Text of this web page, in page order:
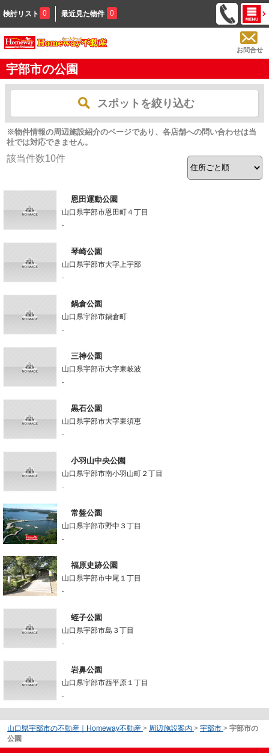
検討リスト 0 最近見た物件 0
お問合せ
宇部市の公園
スポットを絞り込む
※物件情報の周辺施設紹介のページであり、各店舗への問い合わせは当
社では対応できません。
該当件数10件
恩田運動公園
山口県宇部市恩田町４丁目
-
琴崎公園
山口県宇部市大字上宇部
-
鍋倉公園
山口県宇部市鍋倉町
-
三神公園
山口県宇部市大字東岐波
-
黒石公園
山口県宇部市大字東須恵
-
小羽山中央公園
山口県宇部市南小羽山町２丁目
-
常盤公園
山口県宇部市野中３丁目
-
福原史跡公園
山口県宇部市中尾１丁目
-
蛭子公園
山口県宇部市島３丁目
-
岩鼻公園
山口県宇部市西平原１丁目
-
山口県宇部市の不動産｜Homeway不動産 > 周辺施設案内 > 宇部市 > 宇部市の
公園